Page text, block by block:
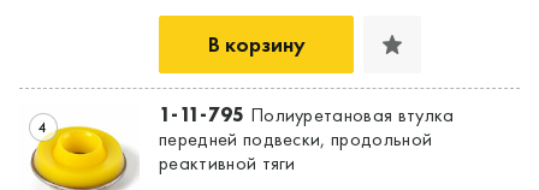
В корзину
4 1-11-795 Полиуретановая втулка
передней подвески, продольной
реактивной тяги